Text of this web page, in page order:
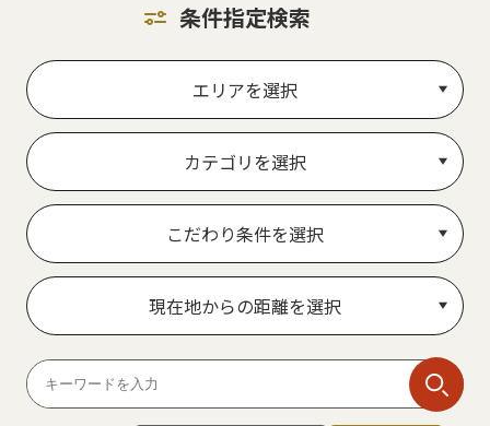
条件指定検索
エリアを選択
カテゴリを選択
こだわり条件を選択
現在地からの距離を選択